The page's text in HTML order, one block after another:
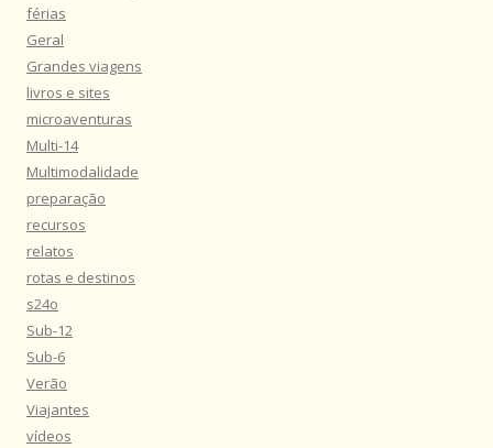
férias
Geral
Grandes viagens
livros e sites
microaventuras
Multi-14
Multimodalidade
preparação
recursos
relatos
rotas e destinos
s24o
Sub-12
Sub-6
Verão
Viajantes
vídeos